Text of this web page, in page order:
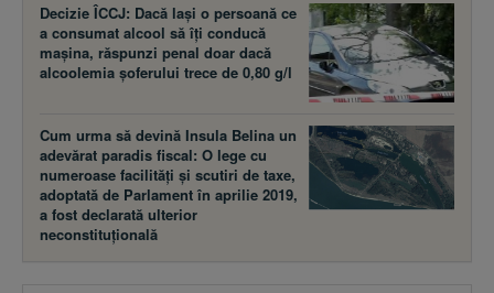
Decizie ÎCCJ: Dacă laşi o persoană ce
a consumat alcool să îţi conducă
maşina, răspunzi penal doar dacă
alcoolemia şoferului trece de 0,80 g/l
Cum urma să devină Insula Belina un
adevărat paradis fiscal: O lege cu
numeroase facilităţi şi scutiri de taxe,
adoptată de Parlament în aprilie 2019,
a fost declarată ulterior
neconstituţională